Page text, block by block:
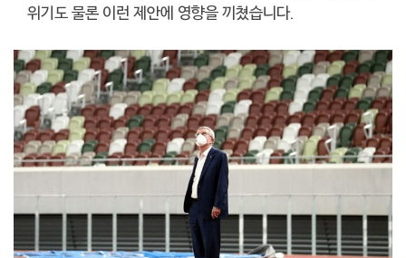
위기도 물론 이런 제안에 영향을 끼쳤습니다.